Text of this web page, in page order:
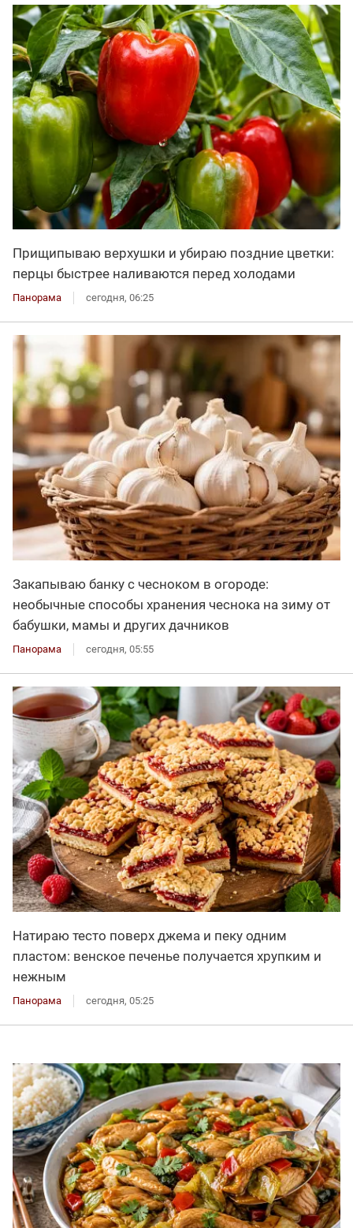
Прищипываю верхушки и убираю поздние цветки:
перцы быстрее наливаются перед холодами
Панорама сегодня, 06:25
Закапываю банку с чесноком в огороде:
необычные способы хранения чеснока на зиму от
бабушки, мамы и других дачников
Панорама сегодня, 05:55
Натираю тесто поверх джема и пеку одним
пластом: венское печенье получается хрупким и
нежным
Панорама сегодня, 05:25